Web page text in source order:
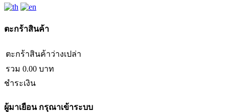
ตะกร้าสินค้า
ตะกร้าสินค้าว่างเปล่า
รวม 0.00 บาท
ชำระเงิน
ผู้มาเยือนกรุณาเข้าระบบ